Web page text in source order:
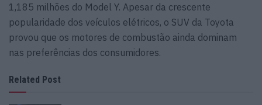
1,185 milhões do Model Y. Apesar da crescente
popularidade dos veículos elétricos, o SUV da Toyota
provou que os motores de combustão ainda dominam
nas preferências dos consumidores.
Related Post